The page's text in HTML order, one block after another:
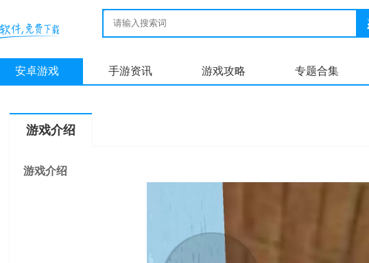
安卓游戏 手游资讯 游戏攻略 专题合集
游戏介绍
游戏介绍